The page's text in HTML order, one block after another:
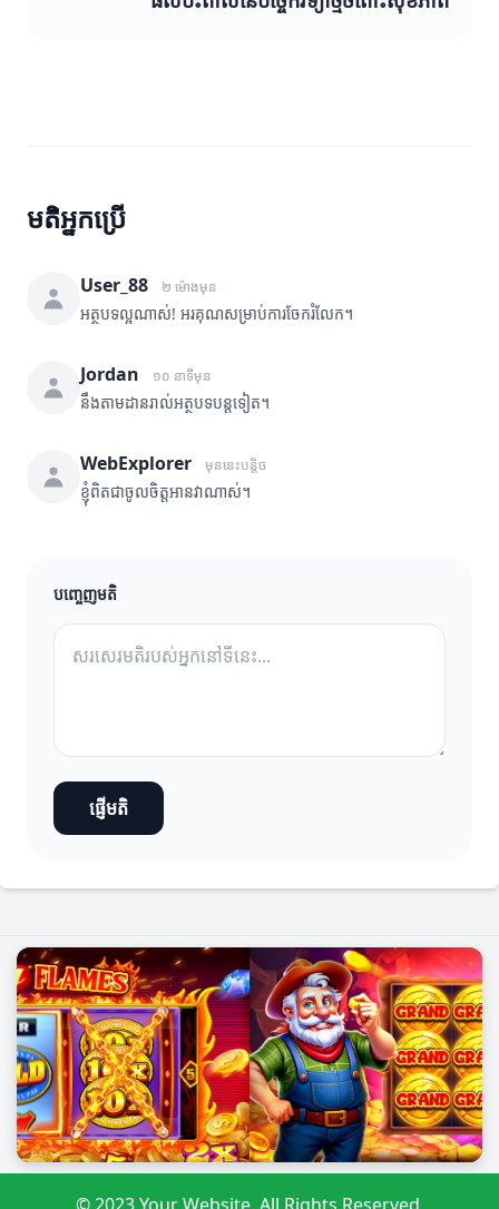
មតិអ្នកប្រើ
User_88 ២ ម៉ោងមុន
អត្ថបទល្អណាស់! អរគុណសម្រាប់ការចែករំលែក។
Jordan ១០ នាទីមុន
នឹងតាមដានរាល់អត្ថបទបន្តទៀត។
WebExplorer មុននេះបន្តិច
ខ្ញុំពិតជាចូលចិត្តអានវាណាស់។
បញ្ចេញមតិ
ផ្ញើមតិ